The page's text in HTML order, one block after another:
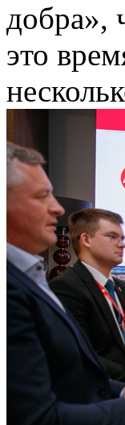
добра»,
это